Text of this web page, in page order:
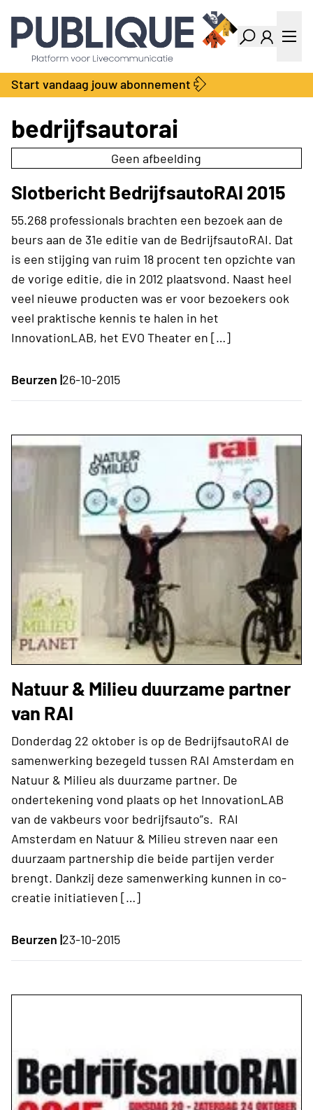
Industry Dashboard
Vacatures
Kalender
Producten
Bedrijvengids
Locatie Finder
Contact
Over ons
Adverteren
Abonnementen
Start vandaag jouw abonnement
bedrijfsautorai
Geen afbeelding
Slotbericht BedrijfsautoRAI 2015
55.268 professionals brachten een bezoek aan de
beurs aan de 31e editie van de BedrijfsautoRAI. Dat
is een stijging van ruim 18 procent ten opzichte van
de vorige editie, die in 2012 plaatsvond. Naast heel
veel nieuwe producten was er voor bezoekers ook
veel praktische kennis te halen in het
InnovationLAB, het EVO Theater en […]
Beurzen |26-10-2015
Natuur & Milieu duurzame partner
van RAI
Donderdag 22 oktober is op de BedrijfsautoRAI de
samenwerking bezegeld tussen RAI Amsterdam en
Natuur & Milieu als duurzame partner. De
ondertekening vond plaats op het InnovationLAB
van de vakbeurs voor bedrijfsauto”s. RAI
Amsterdam en Natuur & Milieu streven naar een
duurzaam partnership die beide partijen verder
brengt. Dankzij deze samenwerking kunnen in co-
creatie initiatieven […]
Beurzen |23-10-2015